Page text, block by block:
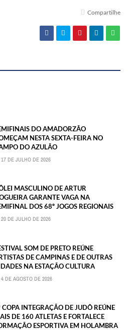
Compartilhe
DO AMADORZÃO
NESTA SEXTA-FEIRA NO
DO AZULÃO
17 DE JULHO DE 2026
MASCULINO DE ARTUR
GARANTE VAGA NA
DOS 68º JOGOS REGIONAIS
20 DE JULHO DE 2026
SOM DE PRETO REÚNE
DE CAMPINAS E DE OUTRAS
NA ESTAÇÃO CULTURA
4 DE AGOSTO DE 2026
COPA INTEGRAÇÃO DE JUDÔ REÚNE
DE 160 ATLETAS E FORTALECE
ESPORTIVA EM HOLAMBRA